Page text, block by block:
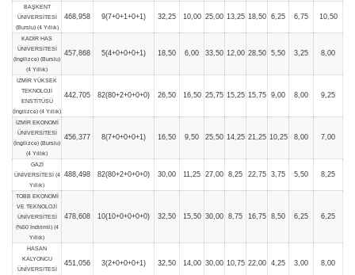
BAŞKENT
ÜNİVERSİTESİ
(Burslu) (4 Yıllık)
468,958 9(7+0+1+0+1) 32,25 10,00 25,00 13,25 18,50 6,25 6,75 10,50
KADİR HAS
ÜNİVERSİTESİ
(İngilizce) (Burslu)
(4 Yıllık)
457,868 5(4+0+0+0+1) 18,50 6,00 33,50 12,00 28,50 5,50 3,25 8,00
İZMİR YÜKSEK
TEKNOLOJİ
ENSTİTÜSÜ
(İngilizce) (4 Yıllık)
442,705 82(80+2+0+0+0) 26,50 16,50 25,75 15,25 15,75 9,00 8,00 9,25
İZMİR EKONOMİ
ÜNİVERSİTESİ
(İngilizce) (Burslu)
(4 Yıllık)
456,377 8(7+0+0+0+1) 16,50 9,50 25,50 14,25 21,25 10,25 8,00 7,00
GAZİ
ÜNİVERSİTESİ (4
Yıllık)
488,498 82(80+2+0+0+0) 30,00 11,25 27,00 8,25 22,75 3,75 5,50 8,25
TOBB EKONOMİ
VE TEKNOLOJİ
ÜNİVERSİTESİ
(%50 İndirimli) (4
Yıllık)
478,608 10(10+0+0+0+0) 32,50 15,50 30,00 8,75 16,75 8,50 6,25 6,25
HASAN
KALYONCU
ÜNİVERSİTESİ
451,056 3(2+0+0+0+1) 32,50 14,00 30,00 10,75 22,00 4,25 3,00 8,00